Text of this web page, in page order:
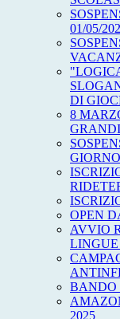
01/05/
DI
8
OPEN
AVVIO
LINGUE
BANDO
2025